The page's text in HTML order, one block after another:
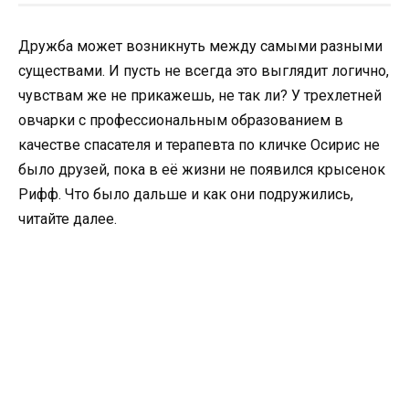
Дружба может возникнуть между самыми разными
существами. И пусть не всегда это выглядит логично,
чувствам же не прикажешь, не так ли? У трехлетней
овчарки с профессиональным образованием в
качестве спасателя и терапевта по кличке Осирис не
было друзей, пока в её жизни не появился крысенок
Рифф. Что было дальше и как они подружились,
читайте далее.